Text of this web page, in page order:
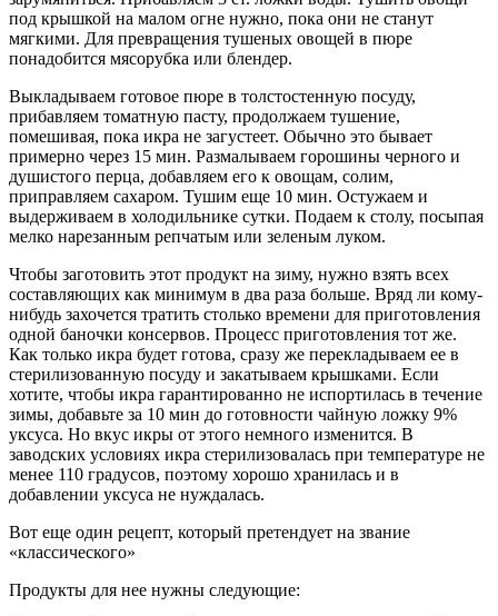
под крышкой на малом огне нужно, пока они не станут
мягкими. Для превращения тушеных овощей в пюре
понадобится мясорубка или блендер.
Выкладываем готовое пюре в толстостенную посуду,
прибавляем томатную пасту, продолжаем тушение,
помешивая, пока икра не загустеет. Обычно это бывает
примерно через 15 мин. Размалываем горошины черного и
душистого перца, добавляем его к овощам, солим,
приправляем сахаром. Тушим еще 10 мин. Остужаем и
выдерживаем в холодильнике сутки. Подаем к столу, посыпая
мелко нарезанным репчатым или зеленым луком.
Чтобы заготовить этот продукт на зиму, нужно взять всех
составляющих как минимум в два раза больше. Вряд ли кому-
нибудь захочется тратить столько времени для приготовления
одной баночки консервов. Процесс приготовления тот же.
Как только икра будет готова, сразу же перекладываем ее в
стерилизованную посуду и закатываем крышками. Если
хотите, чтобы икра гарантированно не испортилась в течение
зимы, добавьте за 10 мин до готовности чайную ложку 9%
уксуса. Но вкус икры от этого немного изменится. В
заводских условиях икра стерилизовалась при температуре не
менее 110 градусов, поэтому хорошо хранилась и в
добавлении уксуса не нуждалась.
Вот еще один рецепт, который претендует на звание
«классического»
Продукты для нее нужны следующие: